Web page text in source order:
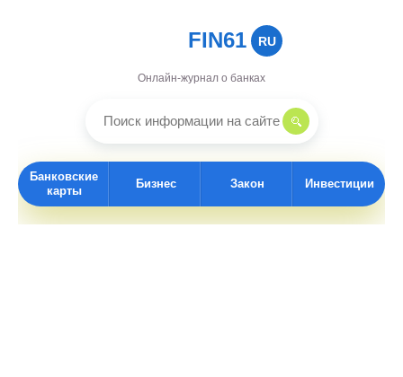
FIN61 RU
Онлайн-журнал о банках
Банковские
карты
Бизнес Закон Инвестиции